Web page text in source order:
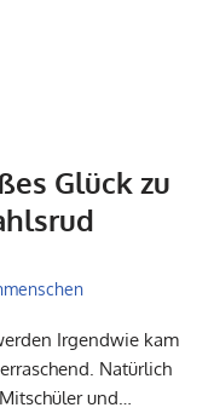
Glück zu
Irgendwie kam
Natürlich
und…